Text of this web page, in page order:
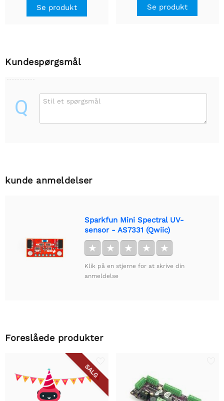
Se produkt Se produkt
Kundespørgsmål
Q Stil et spørgsmål
kunde anmeldelser
Sparkfun Mini Spectral UV-
sensor - AS7331 (Qwiic)
★ ★ ★ ★ ★
Klik på en stjerne for at skrive din
anmeldelse
Foreslåede produkter
SALG